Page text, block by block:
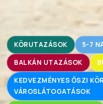
KÖRUTAZÁSOK 5-7
BALKÁN UTAZÁSOK
KEDVEZMÉNYES ŐSZI
VÁROSLÁTOGATÁSOK